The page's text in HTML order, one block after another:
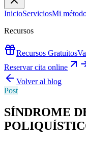
InicioServiciosMi
Recursos
Recursos Gratuitos
Reservar cita online
Volver al blog
Post
SÍNDROME